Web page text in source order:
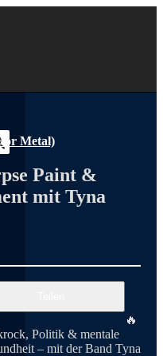
Paint &
mit Tyna
🔥
Politik & mentale
– mit der Band Tyna